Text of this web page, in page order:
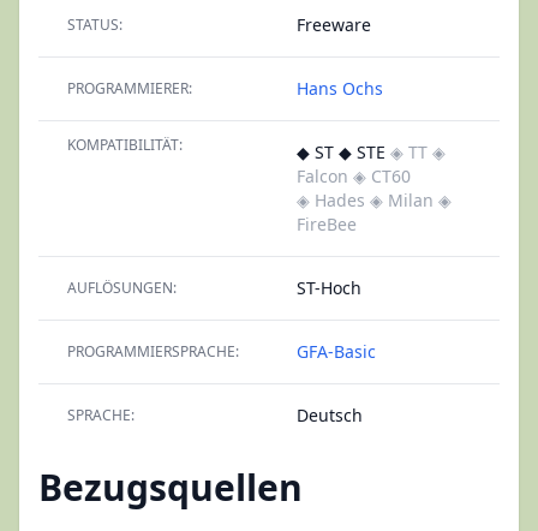
STATUS: Freeware
PROGRAMMIERER: Hans Ochs
KOMPATIBILITÄT: ◆ ST ◆ STE ◈ TT ◈
Falcon ◈ CT60
◈ Hades ◈ Milan ◈
FireBee
AUFLÖSUNGEN: ST-Hoch
PROGRAMMIERSPRACHE: GFA-Basic
SPRACHE: Deutsch
Bezugsquellen